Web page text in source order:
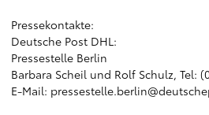
Pressekontakte:
Deutsche Post DHL:
Pressestelle Berlin
Barbara Scheil und Rolf Schulz, Tel:
E-Mail: